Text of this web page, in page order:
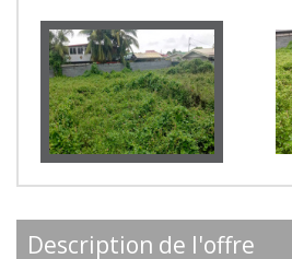
description de l'offre